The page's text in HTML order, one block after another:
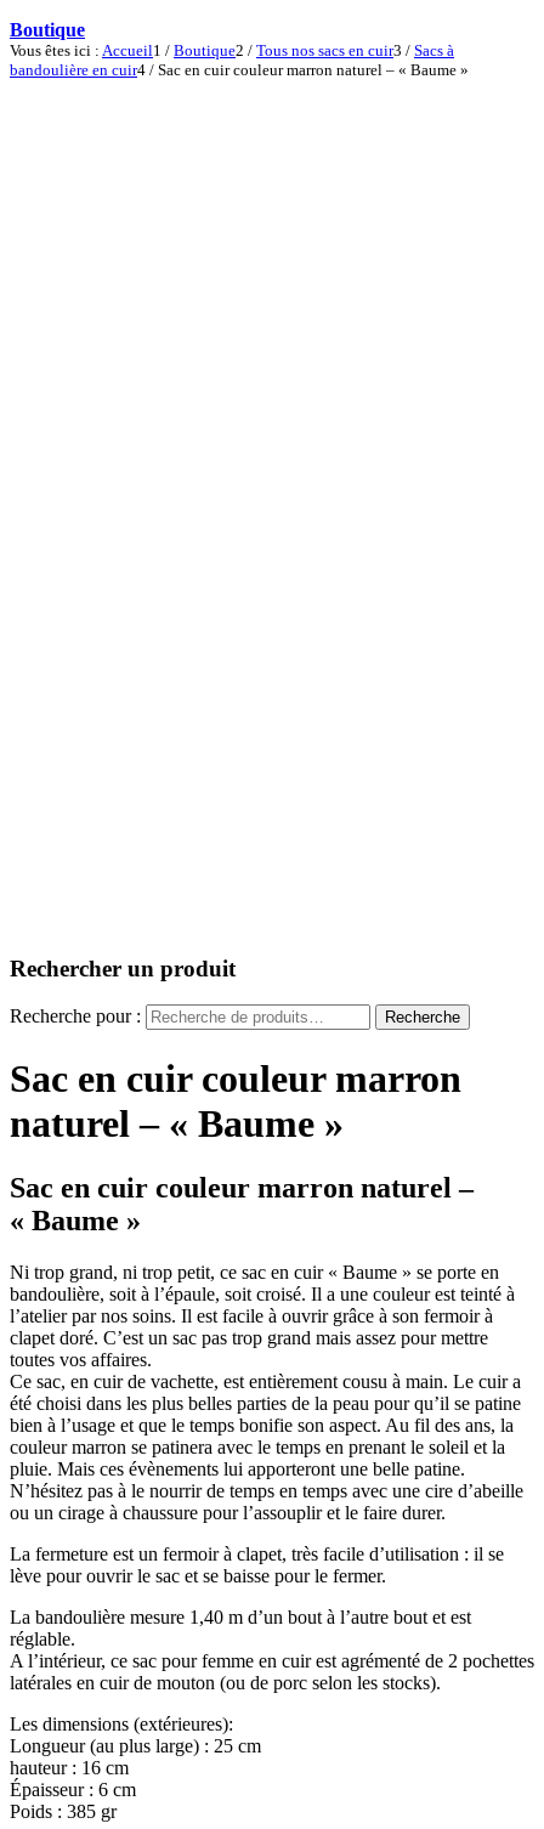
Boutique
Vous êtes ici : Accueil1 / Boutique2 / Tous nos sacs en cuir3 / Sacs à
bandoulière en cuir4 / Sac en cuir couleur marron naturel – « Baume »
Rechercher un produit
Recherche pour : Recherche
Sac en cuir couleur marron
naturel – « Baume »
Sac en cuir couleur marron naturel –
« Baume »
Ni trop grand, ni trop petit, ce sac en cuir « Baume » se porte en
bandoulière, soit à l’épaule, soit croisé. Il a une couleur est teinté à
l’atelier par nos soins. Il est facile à ouvrir grâce à son fermoir à
clapet doré. C’est un sac pas trop grand mais assez pour mettre
toutes vos affaires.
Ce sac, en cuir de vachette, est entièrement cousu à main. Le cuir a
été choisi dans les plus belles parties de la peau pour qu’il se patine
bien à l’usage et que le temps bonifie son aspect. Au fil des ans, la
couleur marron se patinera avec le temps en prenant le soleil et la
pluie. Mais ces évènements lui apporteront une belle patine.
N’hésitez pas à le nourrir de temps en temps avec une cire d’abeille
ou un cirage à chaussure pour l’assouplir et le faire durer.
La fermeture est un fermoir à clapet, très facile d’utilisation : il se
lève pour ouvrir le sac et se baisse pour le fermer.
La bandoulière mesure 1,40 m d’un bout à l’autre bout et est
réglable.
A l’intérieur, ce sac pour femme en cuir est agrémenté de 2 pochettes
latérales en cuir de mouton (ou de porc selon les stocks).
Les dimensions (extérieures):
Longueur (au plus large) : 25 cm
hauteur : 16 cm
Épaisseur : 6 cm
Poids : 385 gr